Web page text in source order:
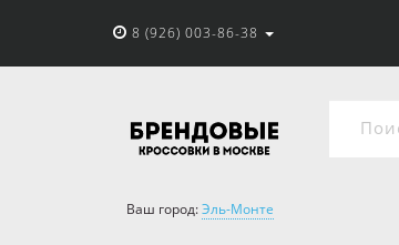
8 (926) 003-86-38
Ваш город:Эль-Монте